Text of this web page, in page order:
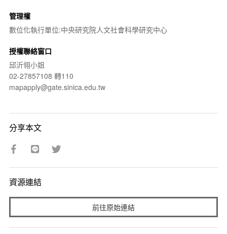
管理權
數位化執行單位:中央研究院人文社會科學研究中心
授權聯絡窗口
邱沂翎小姐
02-27857108 轉110
mapapply@gate.sinica.edu.tw
分享本文
資源連結
前往原始連結